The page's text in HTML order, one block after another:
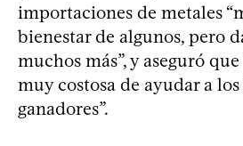
importaciones de metales
bienestar de algunos, pero
muchos más”, y aseguró
muy costosa de ayudar a
ganadores”.